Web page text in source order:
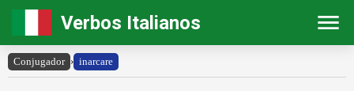
Verbos Italianos
Conjugador › inarcare